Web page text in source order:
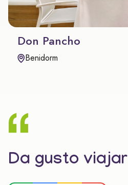
Don Pancho
Benidorm
Da gusto viajar